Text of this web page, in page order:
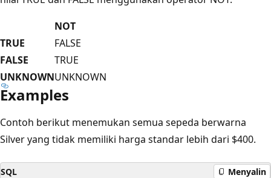
NOT
TRUE
FALSE
FALSE
TRUE
UNKNOWNUNKNOWN
Examples
Contoh berikut menemukan semua sepeda berwarna
Silver yang tidak memiliki harga standar lebih dari $400.
SQL Menyalin